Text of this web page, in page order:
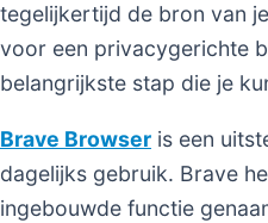
tegelijkertijd de bron van
voor een privacygerichte
belangrijkste stap die je
Brave Browser is een
dagelijks gebruik. Brave
ingebouwde functie